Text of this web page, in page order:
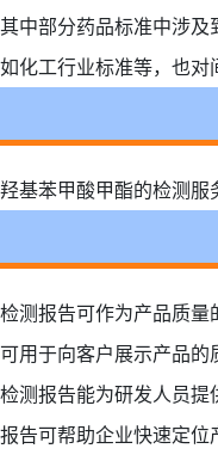
中部分药品标准中涉
化工行业标准等，也对
基苯甲酸甲酯的检测
测报告可作为产品质量
用于向客户展示产品的
测报告能为研发人员提
告可帮助企业快速定位